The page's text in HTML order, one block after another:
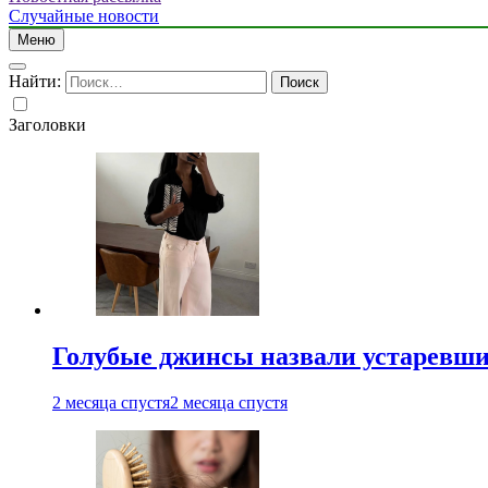
Случайные новости
Меню
Найти:
Заголовки
Голубые джинсы назвали
2 месяца спустя2 месяца спустя